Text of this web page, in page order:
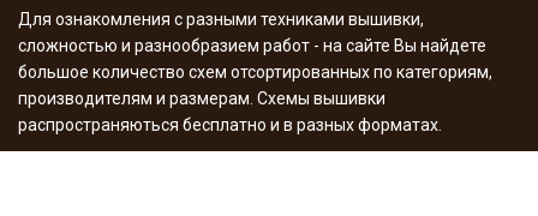
Для ознакомления с разными техниками вышивки,
сложностью и разнообразием работ - на сайте Вы найдете
большое количество схем отсортированных по категориям,
производителям и размерам. Схемы вышивки
распространяються бесплатно и в разных форматах.